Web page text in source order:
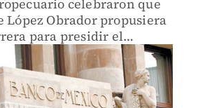
celebraron que
López Obrador propusiera
para presidir el